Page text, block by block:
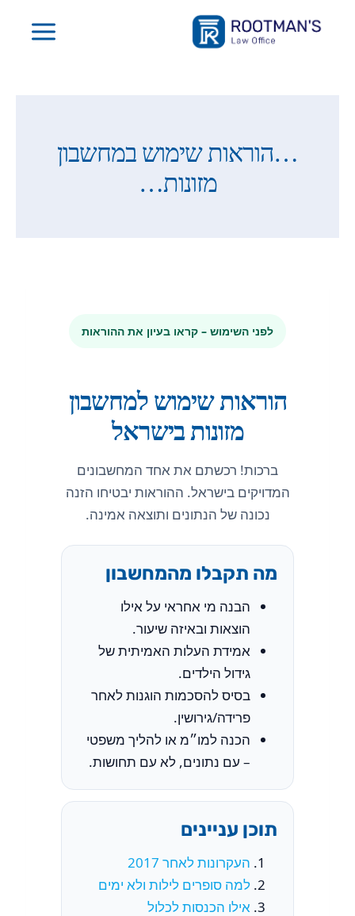
…הוראות שימוש במחשבון
מזונות…
לפני השימוש – קראו בעיון את ההוראות
הוראות שימוש למחשבון
מזונות בישראל
ברכות! רכשתם את אחד המחשבונים
המדויקים בישראל. ההוראות יבטיחו הזנה
נכונה של הנתונים ותוצאה אמינה.
מה תקבלו מהמחשבון
הבנה מי אחראי על אילו
הוצאות ובאיזה שיעור.
אמידת העלות האמיתית של
גידול הילדים.
בסיס להסכמות הוגנות לאחר
פרידה/גירושין.
הכנה למו״מ או להליך משפטי
– עם נתונים, לא עם תחושות.
תוכן עניינים
העקרונות לאחר 2017
למה סופרים לילות ולא ימים
אילו הכנסות לכלול